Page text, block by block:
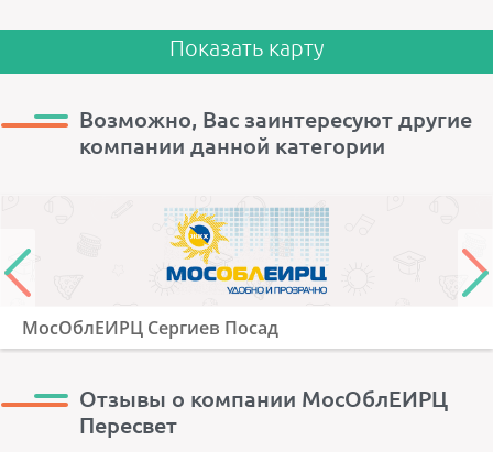
Показать карту
Возможно, Вас заинтересуют другие
компании данной категории
МосОблЕИРЦ Сергиев Посад
Отзывы о компании МосОблЕИРЦ
Пересвет